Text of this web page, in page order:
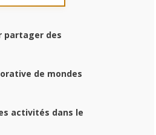
partager des
de mondes
activités dans le